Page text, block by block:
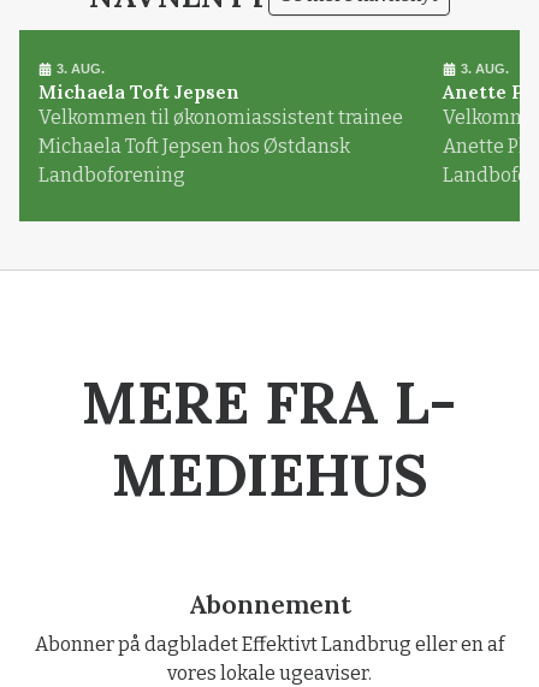
3. AUG.
Michaela Toft Jepsen
Velkommen til økonomiassistent trainee
Michaela Toft Jepsen hos Østdansk
Landboforening
3. AUG.
Anette
Anette
MERE FRA L-
MEDIEHUS
Abonnement
Abonner på dagbladet Effektivt Landbrug eller en af
vores lokale ugeaviser.